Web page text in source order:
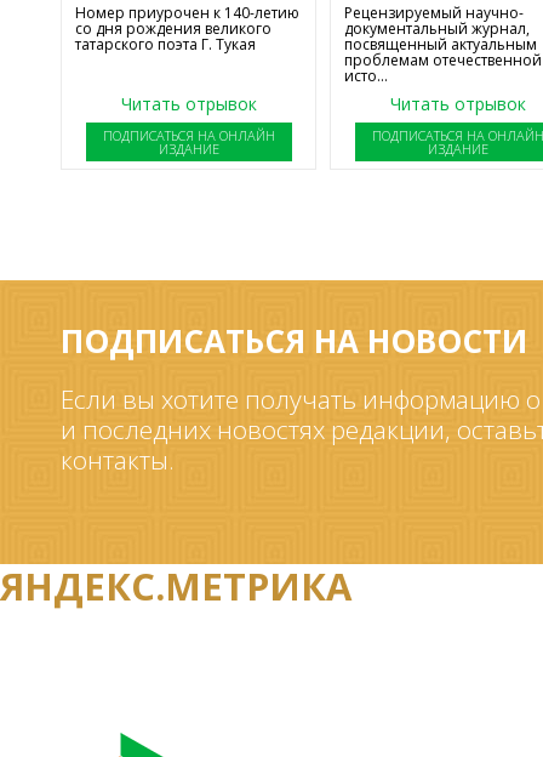
Номер приурочен к 140-летию
со дня рождения великого
татарского поэта Г. Тукая
Читать отрывок
ПОДПИСАТЬСЯ НА ОНЛАЙН
ИЗДАНИЕ
Рецензируемый научно-
документальный журнал,
посвященный актуальным
проблемам отечественной
исто...
Читать отрывок
ПОДПИСАТЬСЯ НА
ИЗДАНИЕ
ПОДПИСАТЬСЯ НА НОВОСТИ
Если вы хотите получать информацию
и последних новостях редакции,
контакты.
ЯНДЕКС.МЕТРИКА